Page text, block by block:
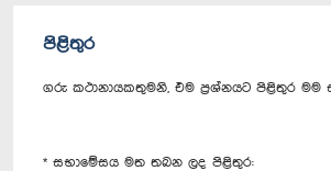
පිළිතුර
ගරු කථානායකතුමනි, එම ප්‍රශ්නයට පිළිතුර මම
* සභාමේසය මත තබන ලද පිළිතුර: